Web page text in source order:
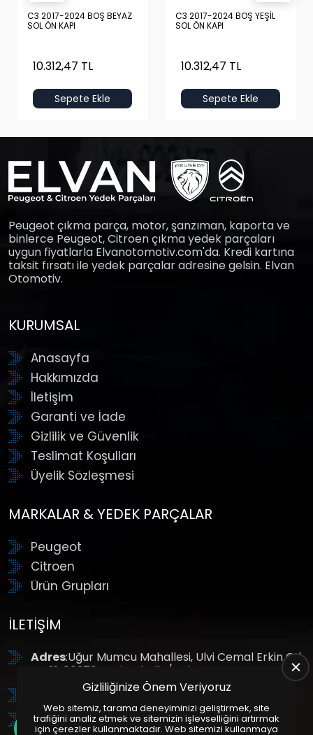
C3 2017-2024 BOŞ BEYAZ
SOL ÖN KAPI
10.312,47 TL
Sepete Ekle
C3 2017-2024 BOŞ YEŞİL
SOL ÖN KAPI
10.312,47 TL
Sepete Ekle
Peugeot çıkma parça, motor, şanzıman, kaporta ve
binlerce Peugeot, Citroen çıkma yedek parçaları
uygun fiyatlarla Elvanotomotiv.com'da. Kredi kartına
taksit fırsatı ile yedek parçalar adresine gelsin. Elvan
Otomotiv.
KURUMSAL
Anasayfa
Hakkımızda
İletişim
Garanti ve İade
Gizlilik ve Güvenlik
Teslimat Koşulları
Üyelik Sözleşmesi
MARKALAR & YEDEK PARÇALAR
Peugeot
Citroen
Ürün Grupları
İLETIŞIM
Adres:Uğur Mumcu Mahallesi, Ulvi Cemal Erkin Cd.
No:61, 06370 Yenimahalle/Ankara
: +90 (312) 354 8888
GSM: +90 (532) 343 4085
Gizliliğinize Önem Veriyoruz
Web sitemiz, tarama deneyiminizi geliştirmek, site
trafiğini analiz etmek ve sitemizin işlevselliğini artırmak
için çerezler kullanmaktadır. Web sitemizi kullanmaya